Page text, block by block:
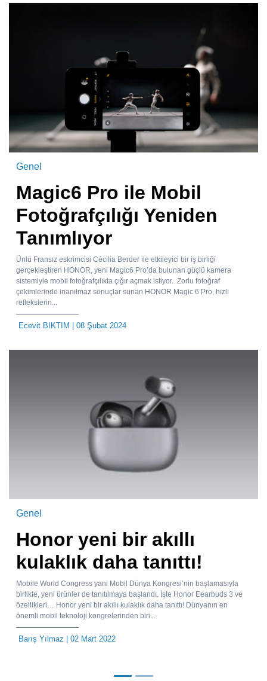
Genel
Magic6 Pro ile Mobil
Fotoğrafçılığı Yeniden
Tanımlıyor
Ünlü Fransız eskrimcisi Cécilia Berder ile etkileyici bir iş birliği
gerçekleştiren HONOR, yeni Magic6 Pro’da bulunan güçlü kamera
sistemiyle mobil fotoğrafçılıkta çığır açmak istiyor. Zorlu fotoğraf
çekimlerinde inanılmaz sonuçlar sunan HONOR Magic 6 Pro, hızlı
reflekslerin...
Ecevit BIKTIM | 08 Şubat 2024
Genel
Honor yeni bir akıllı
kulaklık daha tanıttı!
Mobile World Congress yani Mobil Dünya Kongresi’nin başlamasıyla
birlikte, yeni ürünler de tanıtılmaya başlandı. İşte Honor Eearbuds 3 ve
özellikleri… Honor yeni bir akıllı kulaklık daha tanıttı! Dünyanın en
önemli mobil teknoloji kongrelerinden biri...
Barış Yılmaz | 02 Mart 2022